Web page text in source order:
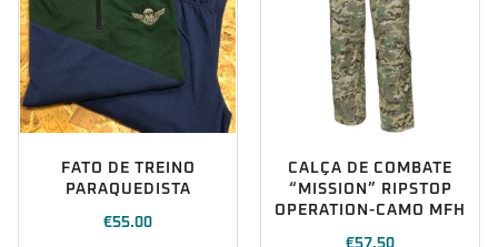
FATO DE TREINO
PARAQUEDISTA
€55.00
CALÇA DE COMBATE
“MISSION” RIPSTOP
OPERATION-CAMO MFH